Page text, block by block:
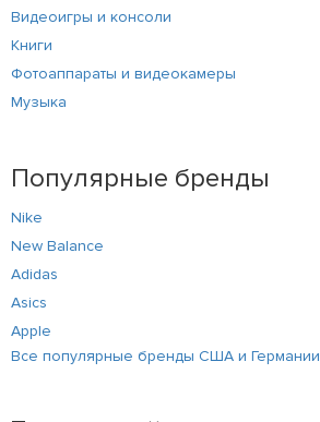
Видеоигры и консоли
Книги
Фотоаппараты и видеокамеры
Музыка
Популярные бренды
Nike
New Balance
Adidas
Asics
Apple
Все популярные бренды США и Германии